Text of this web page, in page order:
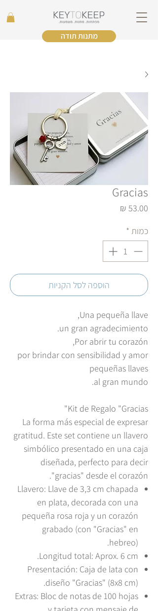
מתנות תודה
Gracias
כמות *
הוספה לסל הקניות
Una pequeña llave,
un gran agradecimiento.
Por abrir tu corazón,
por brindar con sensibilidad y amor
pequeñas llaves
al gran mundo.
Kit de Regalo "Gracias"
La forma más especial de expresar
gratitud. Este set contiene un llavero
simbólico presentado en una caja
diseñada, perfecto para decir
"gracias" desde el corazón.
Llavero: Llave de 3,3 cm chapada
en plata, decorada con una
pequeña rosa roja y un corazón
grabado (con "Gracias" en
hebreo).
Longitud total: Aprox. 6 cm.
Presentación: Caja de lata con
diseño "Gracias" (8x8 cm).
Extras: Bloc de notas de 100 hojas